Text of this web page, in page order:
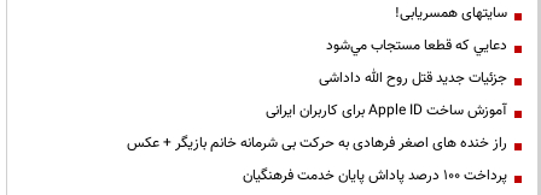
سایتهای همسریابی!
دعايي كه قطعا مستجاب مي‌شود
جزئیات جدید قتل روح الله داداشی
آموزش ساخت Apple ID برای کاربران ایرانی
راز خنده های اصغر فرهادی به حرکت بی شرمانه خانم بازیگر + عکس
پرداخت ۱۰۰ درصد پاداش پایان خدمت فرهنگیان